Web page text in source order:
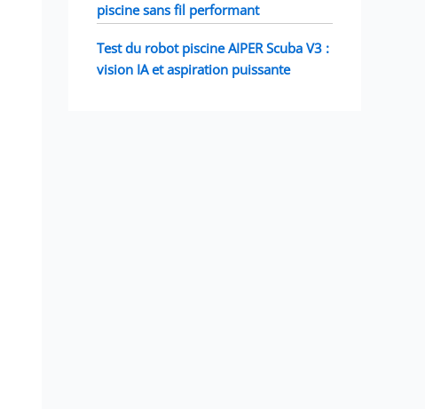
piscine sans fil performant
Test du robot piscine AIPER Scuba V3 :
vision IA et aspiration puissante